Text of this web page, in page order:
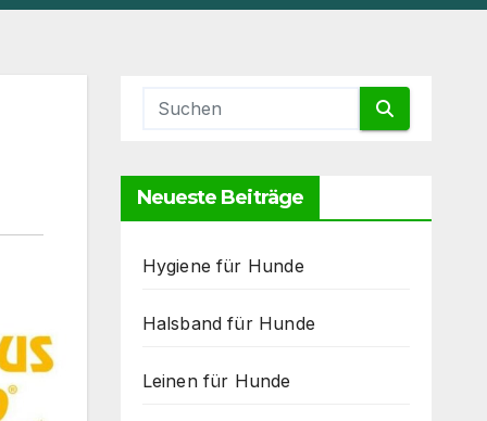
Neueste Beiträge
Hygiene für Hunde
Halsband für Hunde
Leinen für Hunde